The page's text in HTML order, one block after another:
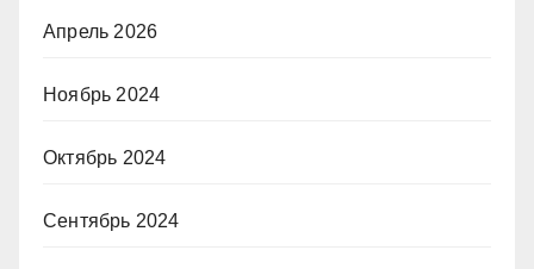
Апрель 2026
Ноябрь 2024
Октябрь 2024
Сентябрь 2024